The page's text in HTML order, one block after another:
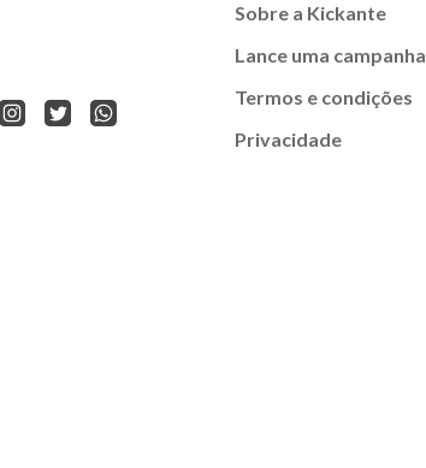
Sobre a Kickante
Lance uma campanha
Termos e condições
Privacidade